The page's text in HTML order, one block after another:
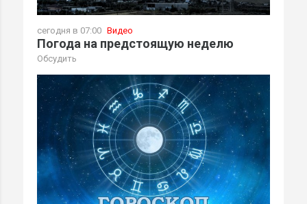
сегодня в 07:00 Видео
Погода на предстоящую неделю
Обсудить